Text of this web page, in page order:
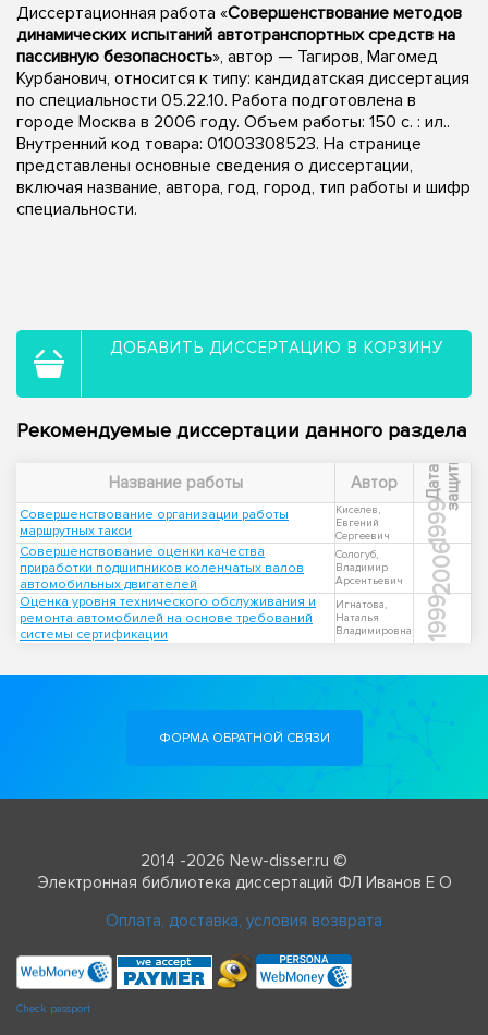
Диссертационная работа «Совершенствование методов
динамических испытаний автотранспортных средств на
пассивную безопасность», автор — Тагиров, Магомед
Курбанович, относится к типу: кандидатская диссертация
по специальности 05.22.10. Работа подготовлена в
городе Москва в 2006 году. Объем работы: 150 с. : ил..
Внутренний код товара: 01003308523. На странице
представлены основные сведения о диссертации,
включая название, автора, год, город, тип работы и шифр
специальности.
ДОБАВИТЬ ДИССЕРТАЦИЮ В КОРЗИНУ
Рекомендуемые диссертации данного раздела
Название работы Автор Д
а
т
а
з
а
щ
и
т ы
Совершенствование организации работы
маршрутных такси
Киселев,
Евгений
Сергеевич
1999
Совершенствование оценки качества
приработки подшипников коленчатых валов
автомобильных двигателей
Сологуб,
Владимир
Арсентьевич
2006
Оценка уровня технического обслуживания и
ремонта автомобилей на основе требований
системы сертификации
Игнатова,
Наталья
Владимировна
1999
ФОРМА ОБРАТНОЙ СВЯЗИ
2014 -2026 New-disser.ru ©
Электронная библиотека диссертаций ФЛ Иванов Е О
Оплата, доставка, условия возврата
Check passport